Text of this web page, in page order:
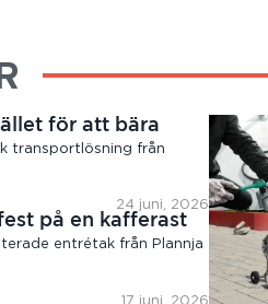
för att bära
transportlösning från
24 juni, 2026
på en kafferast
entrétak från Plannja